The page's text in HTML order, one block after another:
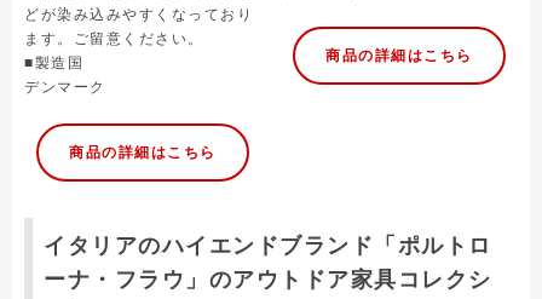
どが染み込みやすくなっており
ます。ご留意ください。
■製造国
デンマーク
商品の詳細はこちら
商品の詳細はこちら
イタリアのハイエンドブランド「ポルトロ
ーナ・フラウ」のアウトドア家具コレクシ